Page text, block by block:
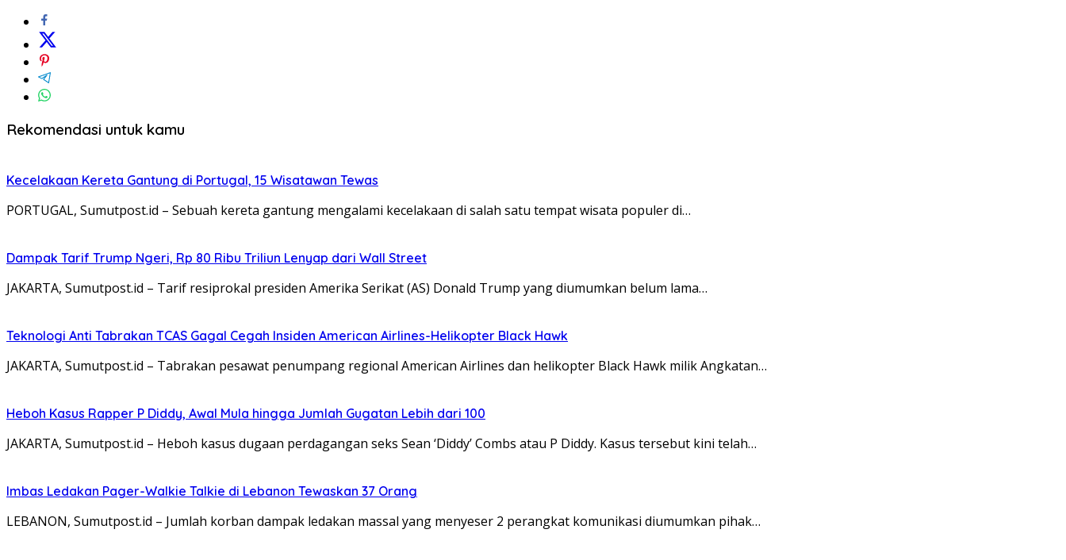
Rekomendasi untuk kamu
Kecelakaan Kereta Gantung di Portugal, 15 Wisatawan Tewas
PORTUGAL, Sumutpost.id – Sebuah kereta gantung mengalami kecelakaan di salah satu tempat wisata populer di…
Dampak Tarif Trump Ngeri, Rp 80 Ribu Triliun Lenyap dari Wall Street
JAKARTA, Sumutpost.id – Tarif resiprokal presiden Amerika Serikat (AS) Donald Trump yang diumumkan belum lama…
Teknologi Anti Tabrakan TCAS Gagal Cegah Insiden American Airlines-Helikopter Black Hawk
JAKARTA, Sumutpost.id – Tabrakan pesawat penumpang regional American Airlines dan helikopter Black Hawk milik Angkatan…
Heboh Kasus Rapper P Diddy, Awal Mula hingga Jumlah Gugatan Lebih dari 100
JAKARTA, Sumutpost.id – Heboh kasus dugaan perdagangan seks Sean ‘Diddy’ Combs atau P Diddy. Kasus tersebut kini telah…
Imbas Ledakan Pager-Walkie Talkie di Lebanon Tewaskan 37 Orang
LEBANON, Sumutpost.id – Jumlah korban dampak ledakan massal yang menyeser 2 perangkat komunikasi diumumkan pihak…